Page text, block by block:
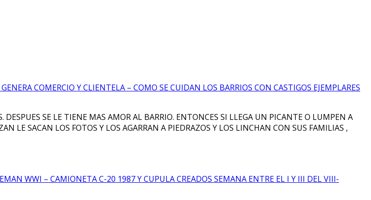
COMERCIO Y CLIENTELA – COMO SE CUIDAN LOS BARRIOS CON CASTIGOS EJEMPLARES
DESPUES SE LE TIENE MAS AMOR AL BARRIO. ENTONCES SI LLEGA UN PICANTE O LUMPEN A
LE SACAN LOS FOTOS Y LOS AGARRAN A PIEDRAZOS Y LOS LINCHAN CON SUS FAMILIAS ,
WWI – CAMIONETA C-20 1987 Y CUPULA CREADOS SEMANA ENTRE EL I Y III DEL VIII-